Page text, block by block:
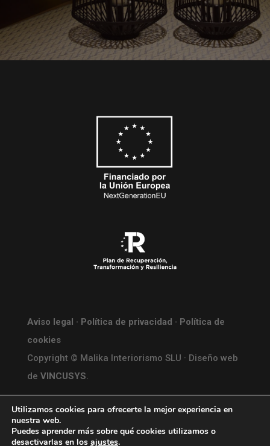
Aviso legal · Política de privacidad · Política de
cookies
Copyright © Malika Interiorismo SLU · Diseño web
de VINCUSYS.
Utilizamos cookies para ofrecerte la mejor experiencia en
nuestra web.
Puedes aprender más sobre qué cookies utilizamos o
desactivarlas en los ajustes.